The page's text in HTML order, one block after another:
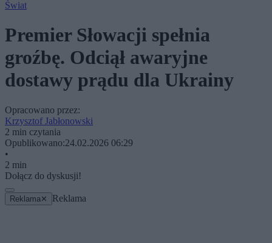
Świat
Premier Słowacji spełnia
groźbę. Odciął awaryjne
dostawy prądu dla Ukrainy
Opracowano przez:
Krzysztof Jabłonowski
2 min czytania
Opublikowano:24.02.2026 06:29
•
2 min
Dołącz do dyskusji!
Reklama ✕ Reklama